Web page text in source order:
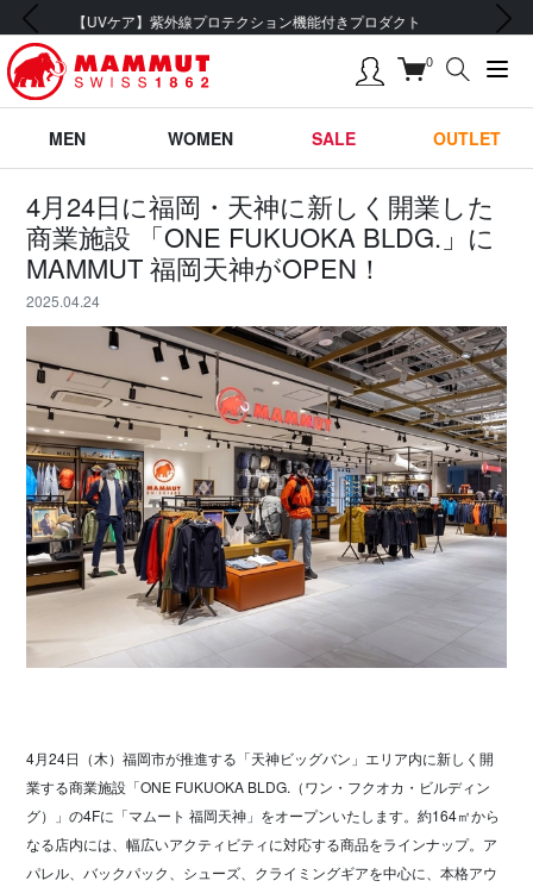
会員登録で【5,500円 (税込) 以上 送料無料】
前の画像 次の画像
0
MEN WOMEN SALE OUTLET
4月24日に福岡・天神に新しく開業した
商業施設 「ONE FUKUOKA BLDG.」に
MAMMUT 福岡天神がOPEN！
2025.04.24
4月24日（木）福岡市が推進する「天神ビッグバン」エリア内に新しく開
業する商業施設「ONE FUKUOKA BLDG.（ワン・フクオカ・ビルディン
グ）」の4Fに「マムート 福岡天神」をオープンいたします。約164㎡から
なる店内には、幅広いアクティビティに対応する商品をラインナップ。ア
パレル、バックパック、シューズ、クライミングギアを中心に、本格アウ